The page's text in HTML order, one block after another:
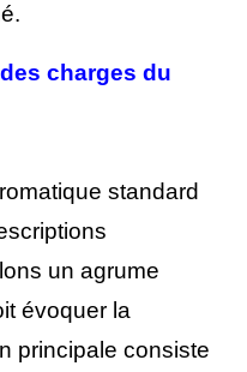
charges du
standard
un agrume
évoquer la
principale consiste